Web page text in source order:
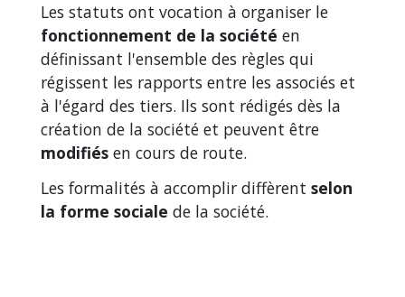
Les statuts ont vocation à organiser le
fonctionnement de la société en
définissant l'ensemble des règles qui
régissent les rapports entre les associés et
à l'égard des tiers. Ils sont rédigés dès la
création de la société et peuvent être
modifiés en cours de route.
Les formalités à accomplir diffèrent selon
la forme sociale de la société.